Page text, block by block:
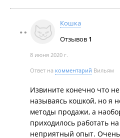
Кошка
Отзывов 1
8 июня 2020 г.
Ответ на комментарий Вильям
Извините конечно что
называясь кошкой, но я
методы продажи, а
приходилось работать
неприятный опыт. Очень